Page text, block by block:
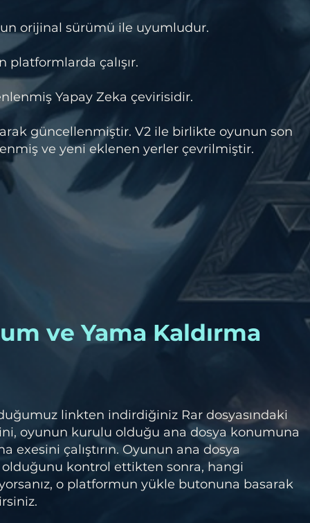
orijinal sürümü ile uyumludur.
platformlarda çalışır.
Yapay Zeka çevirisidir.
güncellenmiştir. V2 ile birlikte oyunun son
ve yeni eklenen yerler çevrilmiştir.
ve Yama Kaldırma
linkten indirdiğiniz Rar dosyasındaki
oyunun kurulu olduğu ana dosya konumuna
exesini çalıştırın. Oyunun ana dosya
kontrol ettikten sonra, hangi
o platformun yükle butonuna basarak